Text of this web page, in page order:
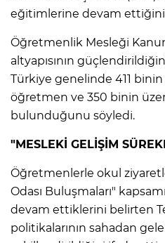
eğitimlerine devam ettiğini
Öğretmenlik Mesleği
altyapısının
Türkiye genelinde 411
öğretmen ve 350 binin
bulunduğunu söyledi.
"MESLEKİ GELİŞİM
Öğretmenlerle okul
Odası Buluşmaları"
devam ettiklerini belirten
politikalarının sahadan